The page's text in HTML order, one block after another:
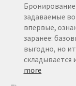
Бронирование
задаваемые
впервые,
заранее:
выгодно, но
складывается
more: